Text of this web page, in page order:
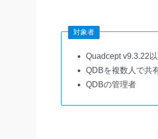
対象者
Quadcept v9.3.22
QDBを複数人で共
QDBの管理者